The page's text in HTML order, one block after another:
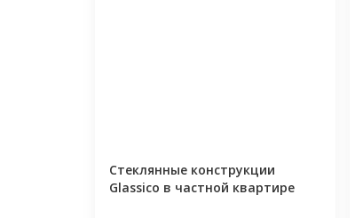
Стеклянные конструкции
Glassico в частной квартире